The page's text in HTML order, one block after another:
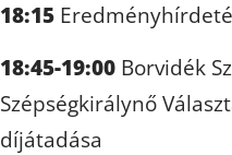
18:15
18:45-19:00 Borvidék
Szépségkirálynő
díjátadása